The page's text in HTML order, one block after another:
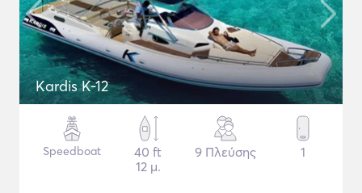
Kardis K-12
Speedboat
40 ft
12 μ.
9 Πλεύσης 1